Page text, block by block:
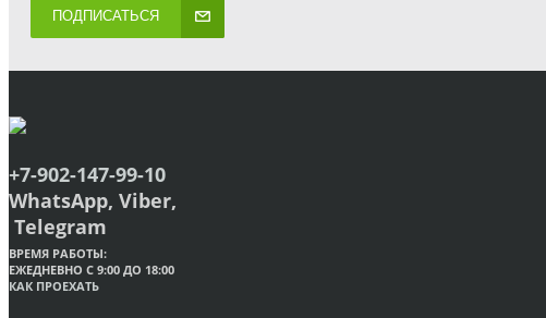
ПОДПИСАТЬСЯ
+7-902-147-99-10
WhatsApp, Viber,
Telegram
ВРЕМЯ РАБОТЫ:
ЕЖЕДНЕВНО С 9:00 ДО 18:00
КАК ПРОЕХАТЬ